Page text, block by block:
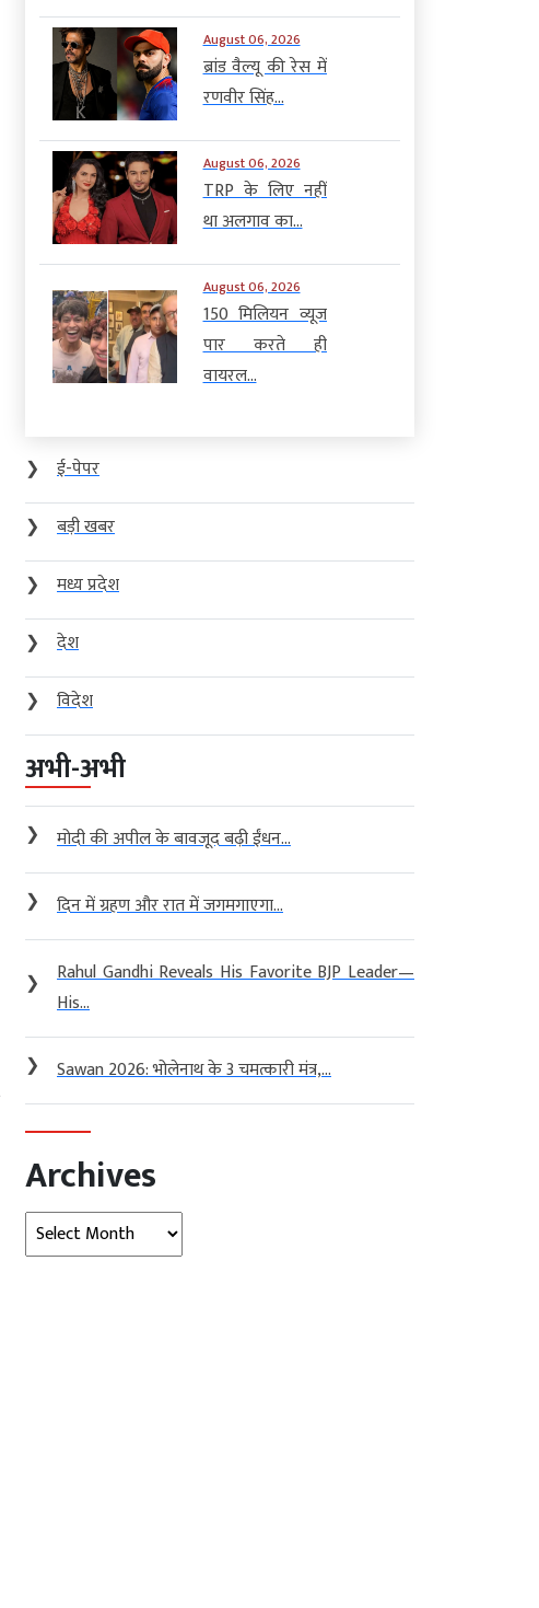
August 06, 2026
ब्रांड वैल्यू की रेस में
रणवीर सिंह...
August 06, 2026
TRP के लिए नहीं
था अलगाव का...
August 06, 2026
150 मिलियन व्यूज
पार करते ही
वायरल...
❯
ई-पेपर
❯
बड़ी खबर
❯
मध्य प्रदेश
❯
देश
❯
विदेश
अभी-अभी
❯ मोदी की अपील के बावजूद बढ़ी ईंधन...
❯ दिन में ग्रहण और रात में जगमगाएगा...
❯
Rahul Gandhi Reveals His Favorite BJP Leader—
His...
❯ Sawan 2026: भोलेनाथ के 3 चमत्कारी मंत्र,...
Archives
Archives